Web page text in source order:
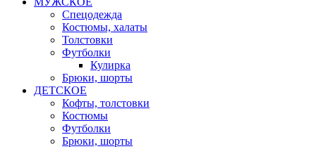
Спецодежда
Костюмы, халаты
Толстовки
Футболки
Кулирка
Брюки, шорты
ДЕТСКОЕ
Кофты, толстовки
Костюмы
Футболки
Брюки, шорты